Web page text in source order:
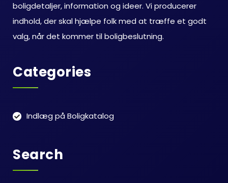
boligdetaljer, information og ideer. Vi producerer
indhold, der skal hjælpe folk med at træffe et godt
valg, når det kommer til boligbeslutning.
Categories
Indlæg på Boligkatalog
Search